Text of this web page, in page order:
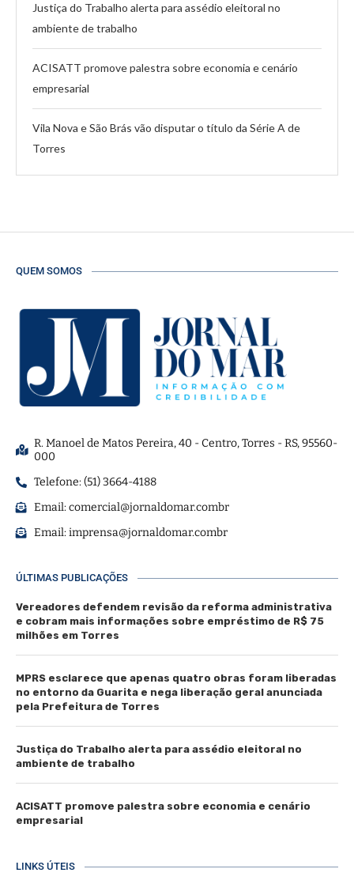
Justiça do Trabalho alerta para assédio eleitoral no
ambiente de trabalho
ACISATT promove palestra sobre economia e cenário
empresarial
Vila Nova e São Brás vão disputar o título da Série A de
Torres
QUEM SOMOS
R. Manoel de Matos Pereira, 40 - Centro, Torres - RS, 95560-
000
Telefone: (51) 3664-4188
Email:comercial@jornaldomar.combr
Email:imprensa@jornaldomar.combr
ÚLTIMAS PUBLICAÇÕES
Vereadores defendem revisão da reforma administrativa
e cobram mais informações sobre empréstimo de R$ 75
milhões em Torres
MPRS esclarece que apenas quatro obras foram liberadas
no entorno da Guarita e nega liberação geral anunciada
pela Prefeitura de Torres
Justiça do Trabalho alerta para assédio eleitoral no
ambiente de trabalho
ACISATT promove palestra sobre economia e cenário
empresarial
LINKS ÚTEIS